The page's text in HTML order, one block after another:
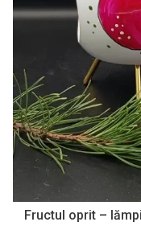
Fructul oprit –